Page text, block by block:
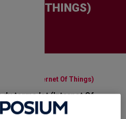
OF THINGS)
IOT (Internet Of Things)
du terme Iot (Internet Of
Assises de la